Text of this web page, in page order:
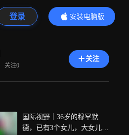
登录
安装电脑版
内容更精彩
关注0
关注
国际视野｜36岁的穆罕默
德，已有3个女儿，大女儿17